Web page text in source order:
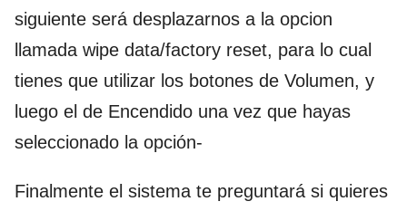
siguiente será desplazarnos a la opcion
llamada wipe data/factory reset, para lo cual
tienes que utilizar los botones de Volumen, y
luego el de Encendido una vez que hayas
seleccionado la opción-
Finalmente el sistema te preguntará si quieres